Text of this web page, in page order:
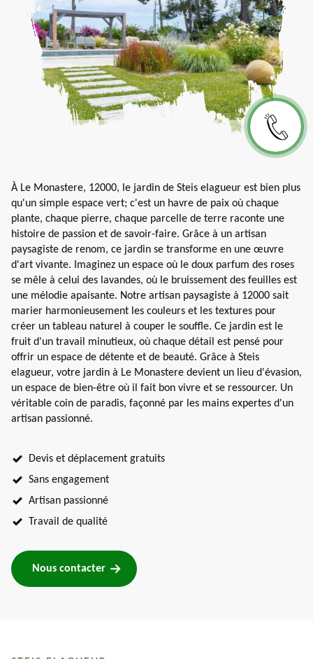
À Le Monastere, 12000, le jardin de Steis elagueur est bien plus
qu'un simple espace vert; c'est un havre de paix où chaque
plante, chaque pierre, chaque parcelle de terre raconte une
histoire de passion et de savoir-faire. Grâce à un artisan
paysagiste de renom, ce jardin se transforme en une œuvre
d'art vivante. Imaginez un espace où le doux parfum des roses
se mêle à celui des lavandes, où le bruissement des feuilles est
une mélodie apaisante. Notre artisan paysagiste à 12000 sait
marier harmonieusement les couleurs et les textures pour
créer un tableau naturel à couper le souffle. Ce jardin est le
fruit d'un travail minutieux, où chaque détail est pensé pour
offrir un espace de détente et de beauté. Grâce à Steis
elagueur, votre jardin à Le Monastere devient un lieu d'évasion,
un espace de bien-être où il fait bon vivre et se ressourcer. Un
véritable coin de paradis, façonné par les mains expertes d'un
artisan passionné.
Devis et déplacement gratuits
Sans engagement
Artisan passionné
Travail de qualité
Nous contacter